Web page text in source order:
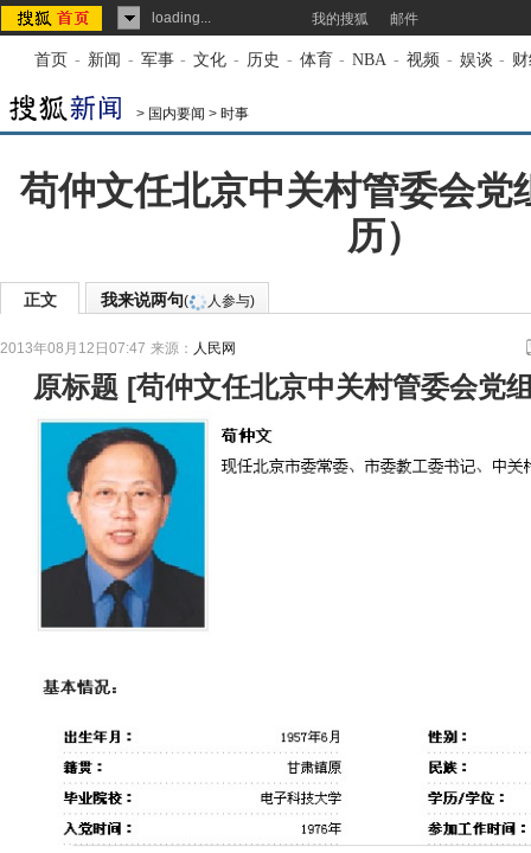
loading... 我的搜狐 邮件
首页 - 新闻 - 军事 - 文化 - 历史 - 体育 - NBA - 视频 - 娱谈 -
> 国内要闻 > 时事
苟仲文任北京中关村管委会党
历）
正文 我来说两句( 人参与)
2013年08月12日07:47 来源： 人民网
原标题 [苟仲文任北京中关村管委会党